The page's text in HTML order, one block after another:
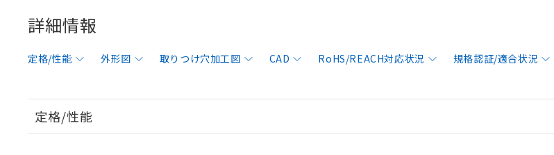
詳細情報
定格/性能 外形図 取りつけ穴加工図 CAD RoHS/REACH対応状況 規格認証/適合状況
定格/性能